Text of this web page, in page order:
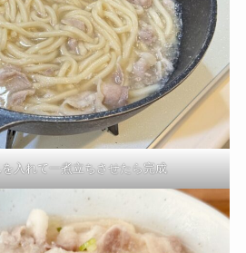
入れて一煮立ちさせたら完成